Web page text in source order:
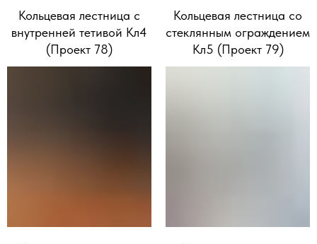
Кольцевая лестница с
внутренней тетивой Кл4
(Проект 78)
Кольцевая лестница со
стеклянным ограждением
Кл5 (Проект 79)